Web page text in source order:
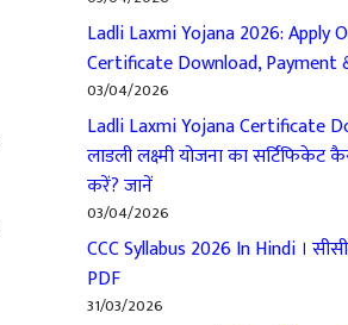
Ladli Laxmi Yojana 2026: Apply
Certificate Download, Payment
03/04/2026
Ladli Laxmi Yojana Certificate
लाडली लक्ष्मी योजना का सर्टिफिकेट
करें? जानें
03/04/2026
CCC Syllabus 2026 In Hindi ।
PDF
31/03/2026